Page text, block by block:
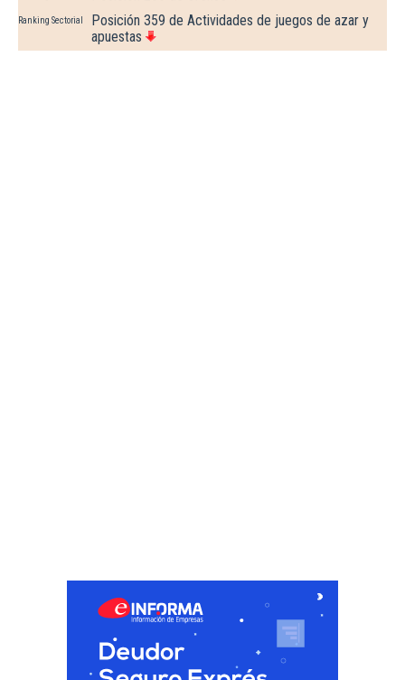
Ranking Sectorial
Posición 359 de Actividades de juegos de azar y
apuestas